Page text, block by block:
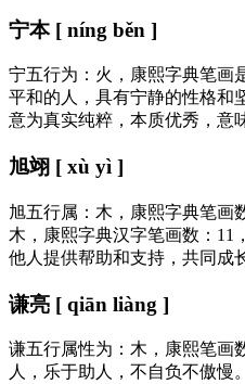
宁本 [ níng běn ]
宁五行为：火，康熙字典笔画
平和的人，具有宁静的性格和
意为真实纯粹，本质优秀，意
旭翊 [ xù yì ]
旭五行属：木，康熙字典笔画
木，康熙字典汉字笔画数：11
他人提供帮助和支持，共同成
谦亮 [ qiān liàng ]
谦五行属性为：木，康熙笔画
人，乐于助人，不自负不傲慢